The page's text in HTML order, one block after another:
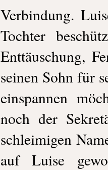
Verbindung.
Tochter
Enttäuschung,
seinen Sohn für
einspannen
noch der
schleimigen
auf Luise